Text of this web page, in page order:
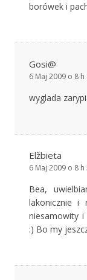
borówek i
Gosi@
6 Maj 2009 o 8 h
wyglada
Elžbieta
6 Maj 2009 o 8 h
Bea,
lakonicznie i
niesamowity
:) Bo my